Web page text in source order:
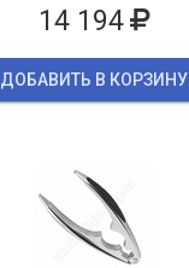
14 194
ДОБАВИТЬ В КОРЗИНУ